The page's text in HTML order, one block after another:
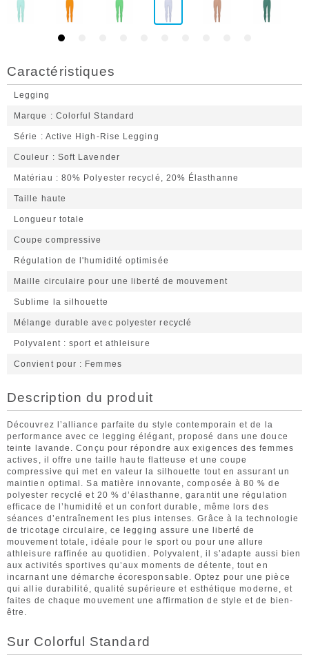
Caractéristiques
Legging
Marque Colorful Standard
Série Active High-Rise Legging
Couleur Soft Lavender
Matériau 80% Polyester recyclé, 20% Élasthanne
Taille haute
Longueur totale
Coupe compressive
Régulation de l'humidité optimisée
Maille circulaire pour une liberté de mouvement
Sublime la silhouette
Mélange durable avec polyester recyclé
Polyvalent sport et athleisure
Convient pour Femmes
Description du produit
Découvrez l’alliance parfaite du style contemporain et de la
performance avec ce legging élégant, proposé dans une douce
teinte lavande. Conçu pour répondre aux exigences des femmes
actives, il offre une taille haute flatteuse et une coupe
compressive qui met en valeur la silhouette tout en assurant un
maintien optimal. Sa matière innovante, composée à 80 % de
polyester recyclé et 20 % d’élasthanne, garantit une régulation
efficace de l’humidité et un confort durable, même lors des
séances d’entraînement les plus intenses. Grâce à la technologie
de tricotage circulaire, ce legging assure une liberté de
mouvement totale, idéale pour le sport ou pour une allure
athleisure raffinée au quotidien. Polyvalent, il s’adapte aussi bien
aux activités sportives qu’aux moments de détente, tout en
incarnant une démarche écoresponsable. Optez pour une pièce
qui allie durabilité, qualité supérieure et esthétique moderne, et
faites de chaque mouvement une affirmation de style et de bien-
être.
Sur Colorful Standard